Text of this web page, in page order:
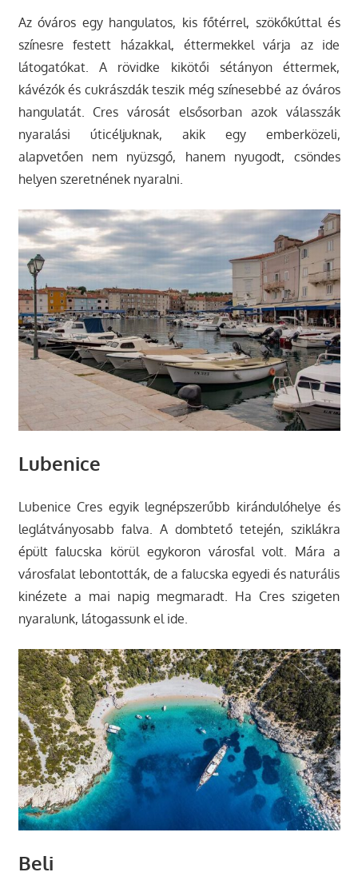
Az óváros egy hangulatos, kis főtérrel, szökőkúttal és
színesre festett házakkal, éttermekkel várja az ide
látogatókat. A rövidke kikötői sétányon éttermek,
kávézók és cukrászdák teszik még színesebbé az óváros
hangulatát. Cres városát elsősorban azok válasszák
nyaralási úticéljuknak, akik egy emberközeli,
alapvetően nem nyüzsgő, hanem nyugodt, csöndes
helyen szeretnének nyaralni.
Lubenice
Lubenice Cres egyik legnépszerűbb kirándulóhelye és
leglátványosabb falva. A dombtető tetején, sziklákra
épült falucska körül egykoron városfal volt. Mára a
városfalat lebontották, de a falucska egyedi és naturális
kinézete a mai napig megmaradt. Ha Cres szigeten
nyaralunk, látogassunk el ide.
Beli